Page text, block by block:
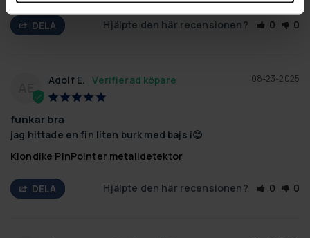
DELA Hjälpte den här recensionen? 0 0
AE
08-23-2025
Adolf E.
funkar bra
jag hittade en fin liten burk med bajs i😊
Klondike PinPointer metalldetektor
DELA Hjälpte den här recensionen? 0 0